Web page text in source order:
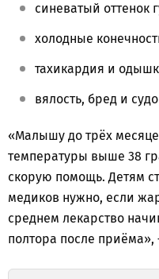
синеватый оттенок
холодные
тахикардия и
вялость, бред и
«Малышу до трёх
температуры выше 38
скорую помощь. Детям
медиков нужно, если
среднем лекарство
полтора после